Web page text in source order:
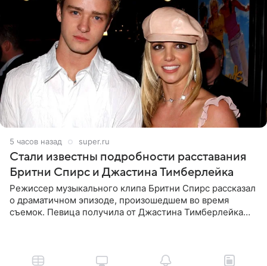
5 часов назад super.ru
Стали известны подробности расставания
Бритни Спирс и Джастина Тимберлейка
Режиссер музыкального клипа Бритни Спирс рассказал
о драматичном эпизоде, произошедшем во время
съемок. Певица получила от Джастина Тимберлейка